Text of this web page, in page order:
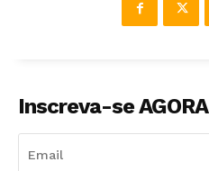
Inscreva-se AGORA